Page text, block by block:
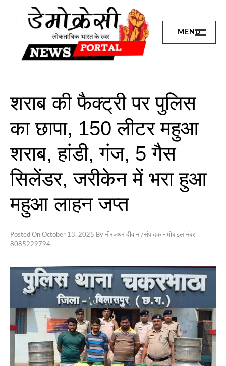
MENU
कोरबा
PAGE
Privacy
Policy
Terms
of
Service
About
Us
शराब की फैक्ट्री पर पुलिस
का छापा, 150 लीटर महुआ
शराब, हांडी, गंज, 5 गैस
सिलेंडर, जरीकेन में भरा हुआ
महुआ लाहन जप्त
Posted On October 13, 2025 By नीरजधर दीवान /संपादक - मोबाइल नंबर
8085229794